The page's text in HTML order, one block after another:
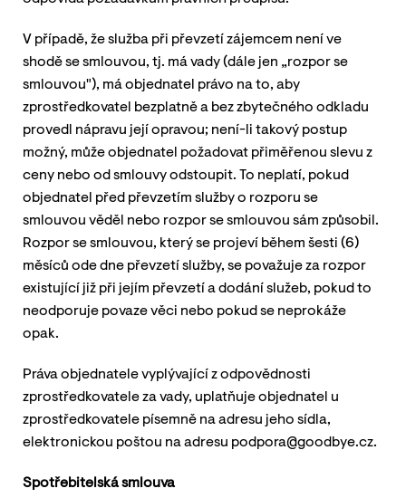
V případě, že služba při převzetí zájemcem není ve
shodě se smlouvou, tj. má vady (dále jen „rozpor se
smlouvou"), má objednatel právo na to, aby
zprostředkovatel bezplatně a bez zbytečného odkladu
provedl nápravu její opravou; není-li takový postup
možný, může objednatel požadovat přiměřenou slevu z
ceny nebo od smlouvy odstoupit. To neplatí, pokud
objednatel před převzetím služby o rozporu se
smlouvou věděl nebo rozpor se smlouvou sám způsobil.
Rozpor se smlouvou, který se projeví během šesti (6)
měsíců ode dne převzetí služby, se považuje za rozpor
existující již při jejím převzetí a dodání služeb, pokud to
neodporuje povaze věci nebo pokud se neprokáže
opak.
Práva objednatele vyplývající z odpovědnosti
zprostředkovatele za vady, uplatňuje objednatel u
zprostředkovatele písemně na adresu jeho sídla,
elektronickou poštou na adresu podpora@goodbye.cz.
Spotřebitelská smlouva